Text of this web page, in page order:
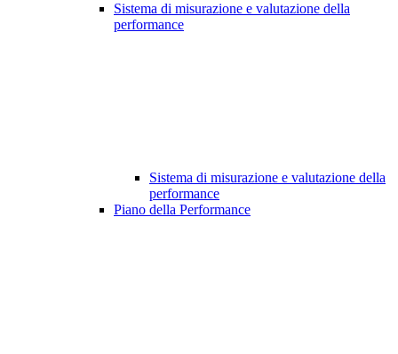
Sistema di misurazione e valutazione della
performance
Sistema di misurazione e valutazione della
performance
Piano della Performance